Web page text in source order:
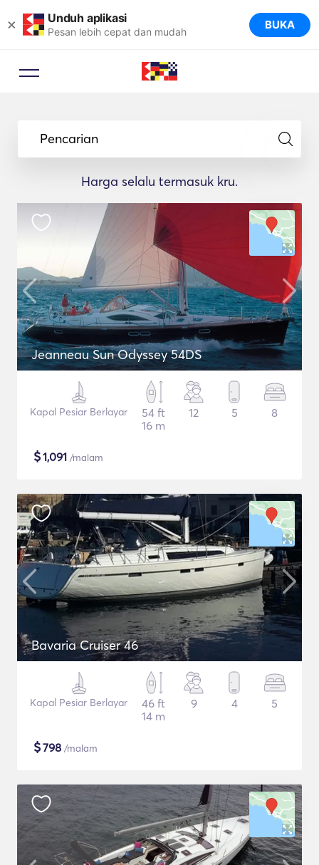
× Unduh aplikasi
Pesan lebih cepat dan mudah BUKA
Pencarian
Harga selalu termasuk kru.
Jeanneau Sun Odyssey 54DS
Kapal Pesiar Berlayar
54 ft
16 m
12 5 8
$1,091 /malam
Bavaria Cruiser 46
Kapal Pesiar Berlayar
46 ft
14 m
9 4 5
$798 /malam